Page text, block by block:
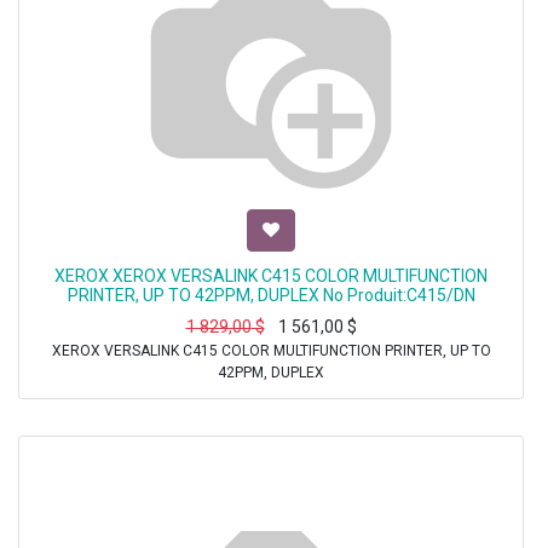
XEROX XEROX VERSALINK C415 COLOR MULTIFUNCTION
PRINTER, UP TO 42PPM, DUPLEX No Produit:C415/DN
1 829,00$ 1 561,00 $
XEROX VERSALINK C415 COLOR MULTIFUNCTION PRINTER, UP TO
42PPM, DUPLEX